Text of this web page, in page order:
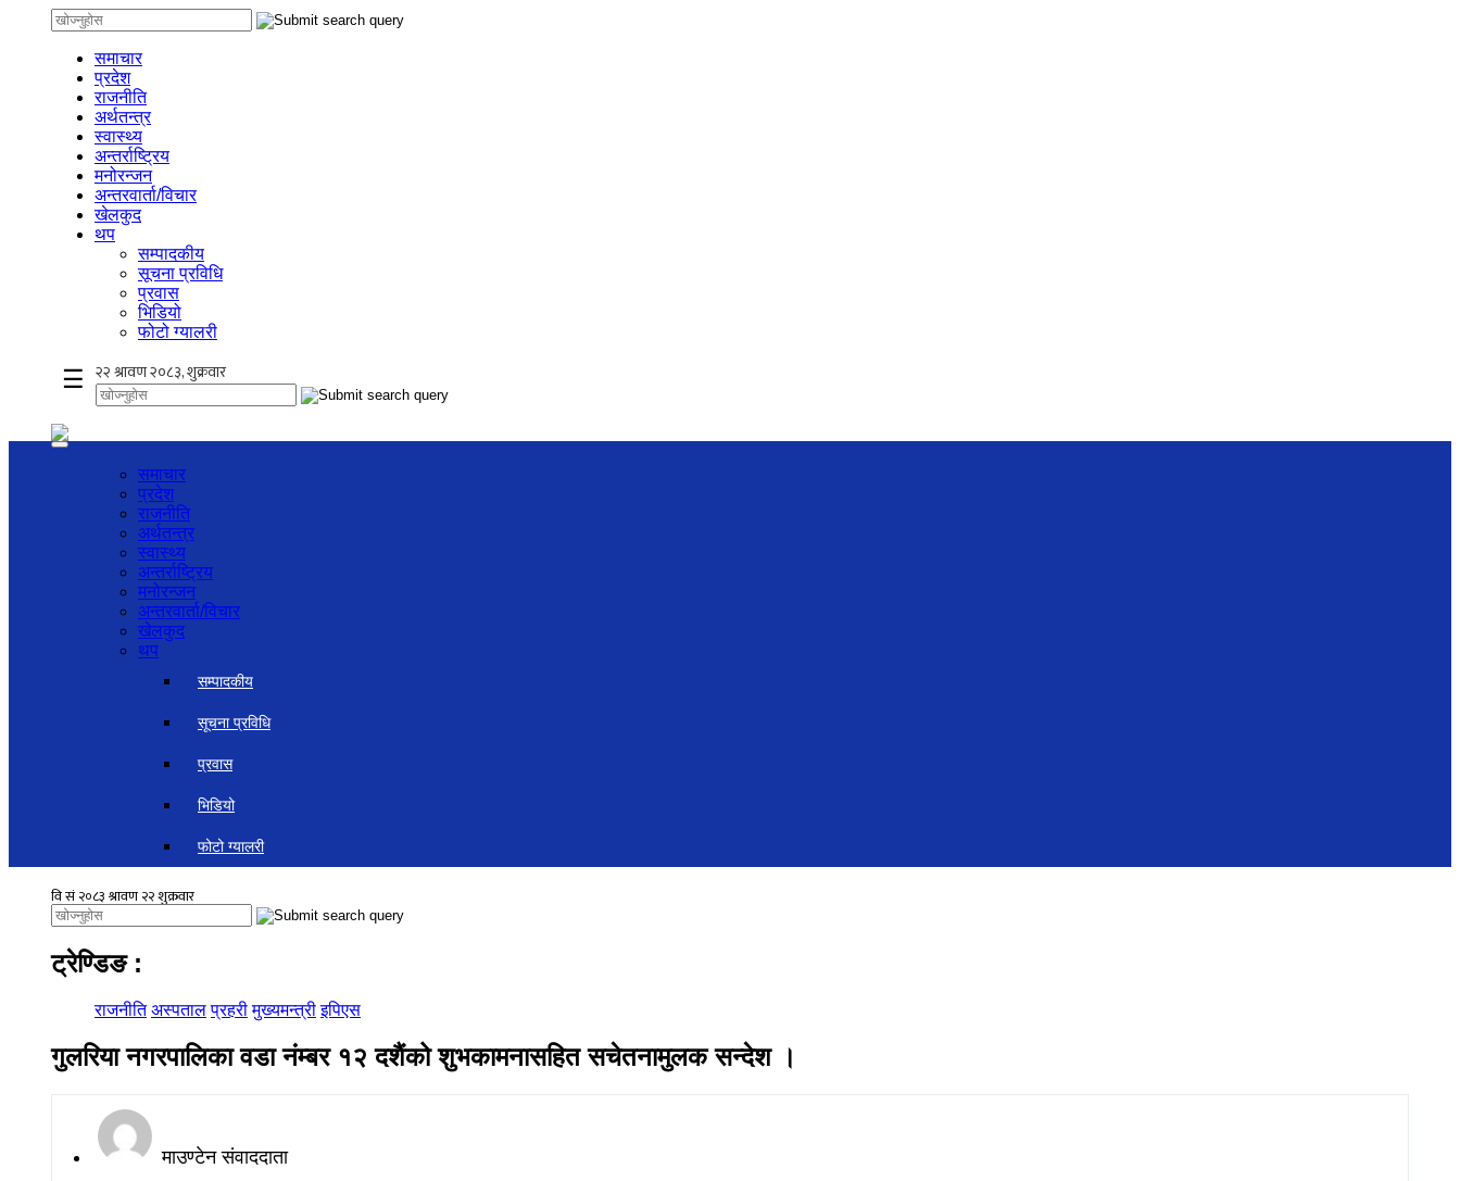
समाचार
प्रदेश
राजनीति
अर्थतन्त्र
स्वास्थ्य
अन्तर्राष्ट्रिय
मनोरन्जन
अन्तरवार्ता/विचार
खेलकुद
थप
सम्पादकीय
सूचना प्रविधि
प्रवास
भिडियो
फोटो ग्यालरी
☰
समाचार
प्रदेश
राजनीति
अर्थतन्त्र
स्वास्थ्य
अन्तर्राष्ट्रिय
मनोरन्जन
अन्तरवार्ता/विचार
खेलकुद
थप
सम्पादकीय
सूचना प्रविधि
प्रवास
भिडियो
फोटो ग्यालरी
ट्रेण्डिङ :
राजनीति अस्पताल प्रहरी मुख्यमन्त्री इपिएस
गुलरिया नगरपालिका वडा नंम्बर १२ दशैंको शुभकामनासहित सचेतनामुलक सन्देश ।
माउण्टेन संवाददाता